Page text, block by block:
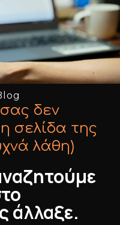
σας δεν
σελίδα της
λάθη)
άλλαξε.